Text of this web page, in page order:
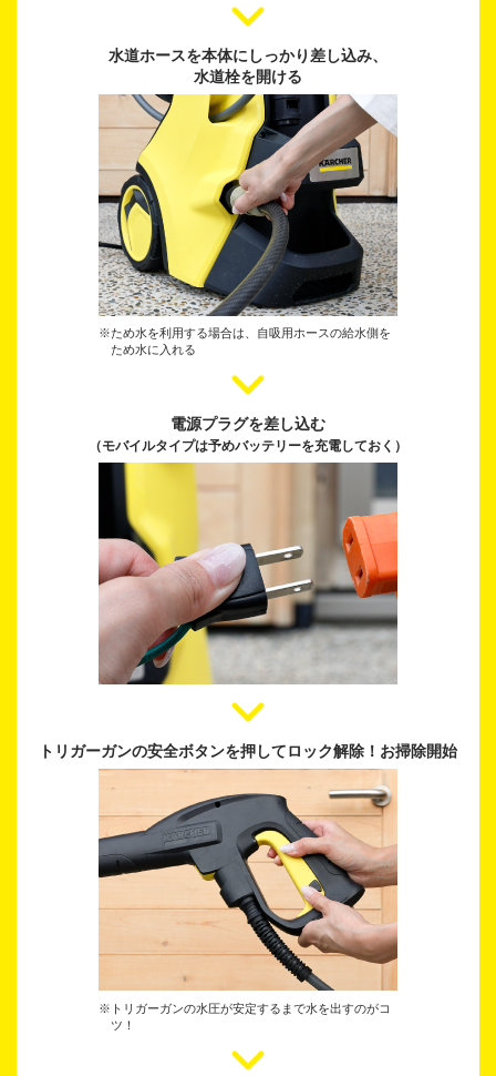
水道ホースを本体にしっかり差し込み、
水道栓を開ける
※ため水を利用する場合は、自吸用ホースの給水側を
ため水に入れる
トリガーガンの安全ボタンを押してロック解除！ お掃除開始
※トリガーガンの水圧が安定するまで水を出すのがコ
ツ！
電源プラグを差し込む
（モバイルタイプは予めバッテリーを充電しておく）